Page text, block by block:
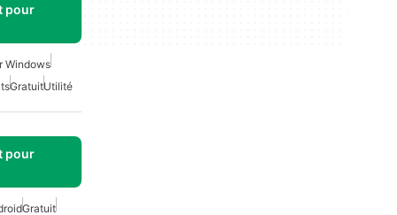
pour
Windows
GratuitUtilité
pour
Gratuit